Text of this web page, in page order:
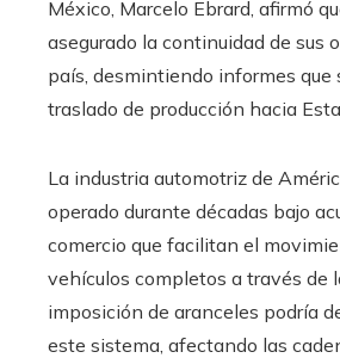
México, Marcelo Ebrard, afirmó
asegurado la continuidad de sus
país, desmintiendo informes que
traslado de producción hacia
La industria automotriz de
operado durante décadas bajo
comercio que facilitan el
vehículos completos a través de
imposición de aranceles podría
este sistema, afectando las